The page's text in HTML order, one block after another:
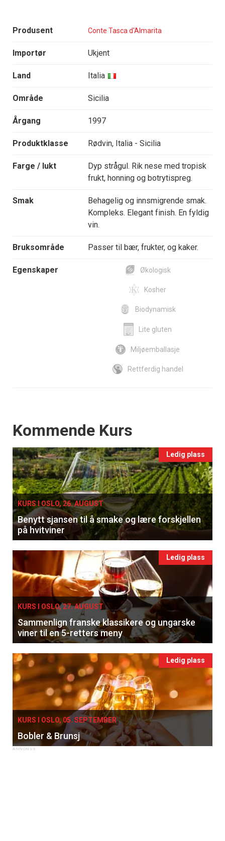
Produsent Conte Tasca d'Almarita
Importør Ukjent
Land Italia
Område Sicilia
Årgang 1997
Produktklasse Rødvin, Italia - Sicilia
Farge / lukt
Dyp strågul. Rik nese med tropisk
frukt, honning og botrytispreg.
Smak
Behagelig og innsmigrende smak.
Kompleks. Elegant finish. En fyldig
vin.
Bruksområde Passer til bær, frukter, og kaker.
Egenskaper Økologisk
Kosher
Biodynamisk
Lite gluten
Miljøemballasje
Rettferdig handel
Events
Kommende Kurs
Ledig plass
KURS I OSLO, 26. AUGUST
Benytt sjansen til å smake og lære forskjellen
på hvitviner
Ledig plass
KURS I OSLO, 27. AUGUST
Sammenlign franske klassikere og ungarske
viner til en 5-retters meny
Ledig plass
KURS I OSLO, 05. SEPTEMBER
Bobler & Brunsj